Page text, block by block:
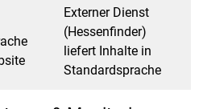
Externer Dienst
(Hessenfinder)
liefert Inhalte in
Standardsprache